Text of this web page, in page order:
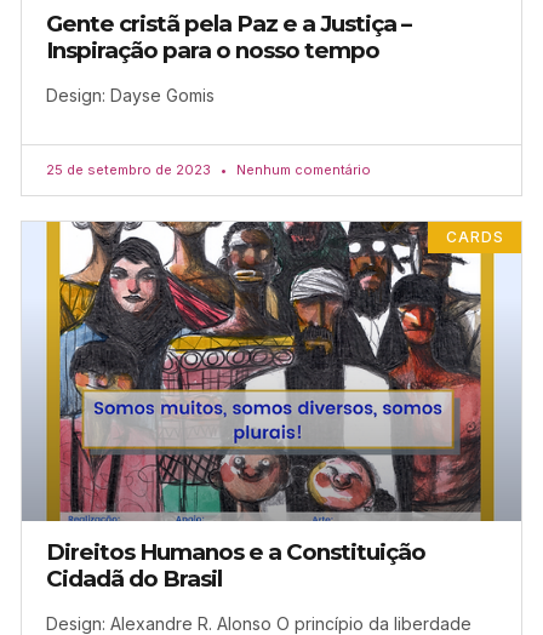
Gente cristã pela Paz e a Justiça –
Inspiração para o nosso tempo
Design: Dayse Gomis
25 de setembro de 2023 Nenhum comentário
CARDS
Direitos Humanos e a Constituição
Cidadã do Brasil
Design: Alexandre R. Alonso O princípio da liberdade